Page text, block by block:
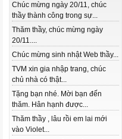
Chúc mừng ngày 20/11, chúc
thầy thành công trong sự...
Thăm thầy, chúc mừng ngày
20/11....
Chúc mừng sinh nhật Web thầy...
TVM xin gia nhập trang, chúc
chủ nhà có thật...
Tặng bạn nhé. Mời bạn đến
thăm. Hân hạnh được...
Thăm thầy , lâu rồi em lai mới
vào Violet...